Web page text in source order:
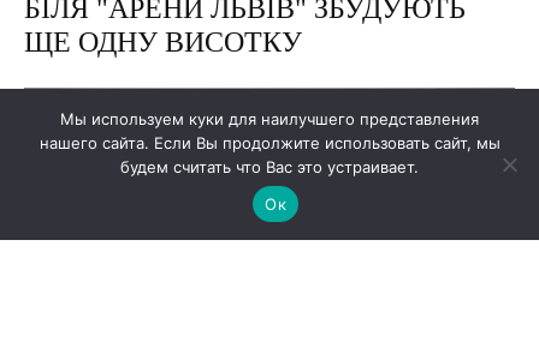
Мы используем куки для наилучшего представления
нашего сайта. Если Вы продолжите использовать сайт, мы
будем считать что Вас это устраивает.
Ок